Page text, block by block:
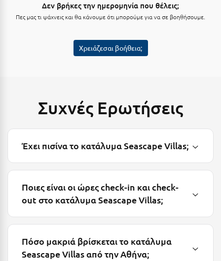
Σύμη
Δεν βρήκες την ημερομηνία που θέλεις;
Πες μας τι ψάχνεις και θα κάνουμε ότι μπορούμε για να σε βοηθήσουμε.
Χρειάζεσαι βοήθεια;
Συχνές Ερωτήσεις
Έχει πισίνα το κατάλυμα Seascape Villas;
Ποιες είναι οι ώρες check-in και check-
out στο κατάλυμα Seascape Villas;
Πόσο μακριά βρίσκεται το κατάλυμα
Seascape Villas από την Αθήνα;